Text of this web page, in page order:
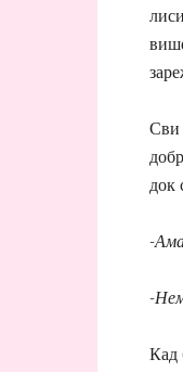
Сви
док
-
-
Кад